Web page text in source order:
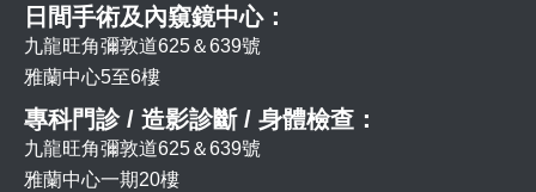
日間手術及內窺鏡中心：
九龍旺角彌敦道625＆639號
雅蘭中心5至6樓
專科門診 / 造影診斷 / 身體檢查：
九龍旺角彌敦道625＆639號
雅蘭中心一期20樓